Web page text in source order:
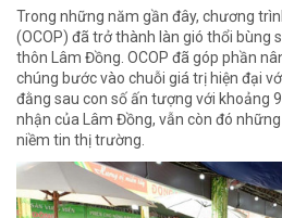
Trong những năm gần đây, chương
(OCOP) đã trở thành làn gió thổi bùng
thôn Lâm Đồng. OCOP đã góp phần
chúng bước vào chuỗi giá trị hiện đại
đằng sau con số ấn tượng với khoảng
nhận của Lâm Đồng, vẫn còn đó
niềm tin thị trường.